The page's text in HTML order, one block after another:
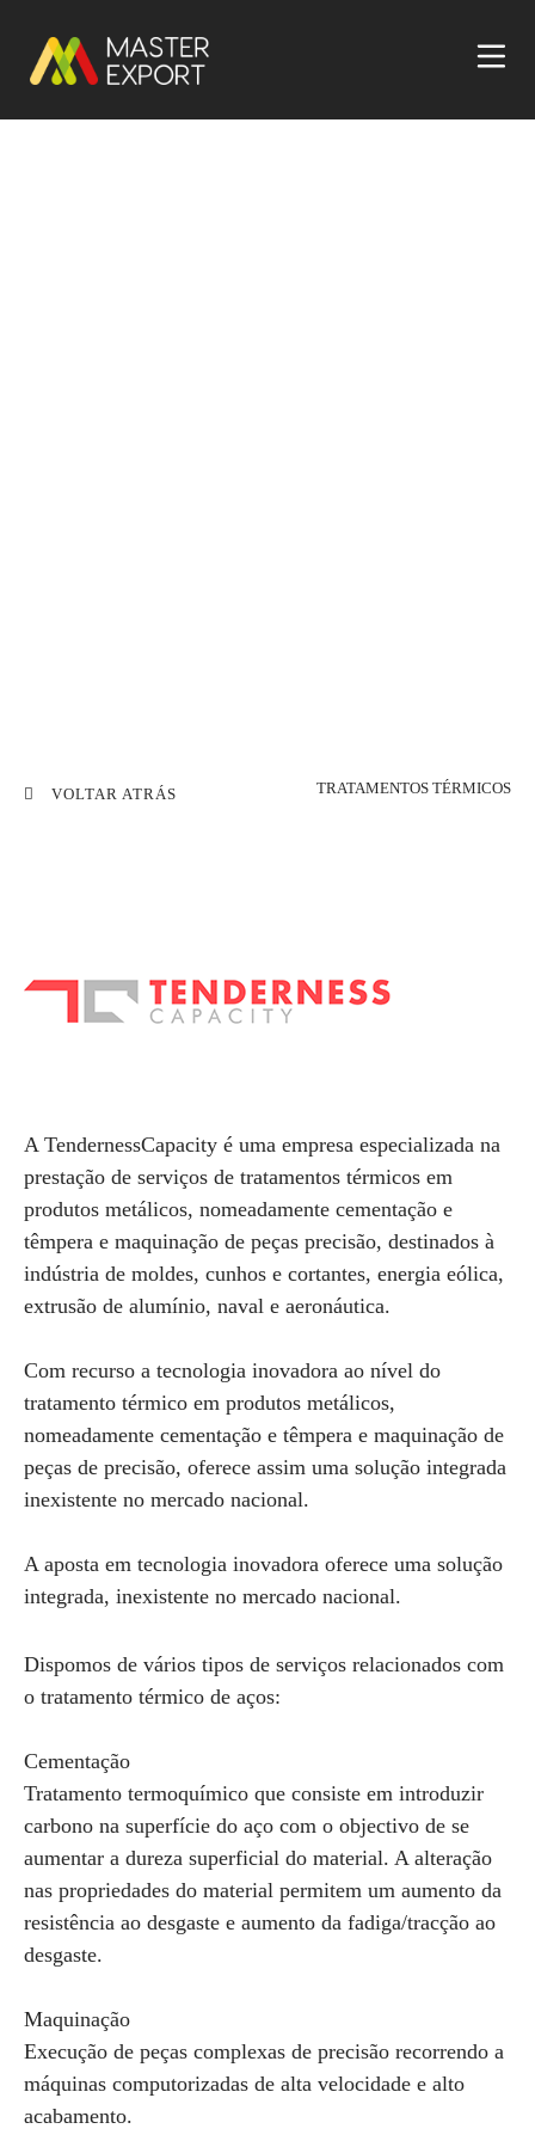
VOLTAR ATRÁS TRATAMENTOS TÉRMICOS
A TendernessCapacity é uma empresa especializada na
prestação de serviços de tratamentos térmicos em
produtos metálicos, nomeadamente cementação e
têmpera e maquinação de peças precisão, destinados à
indústria de moldes, cunhos e cortantes, energia eólica,
extrusão de alumínio, naval e aeronáutica.
Com recurso a tecnologia inovadora ao nível do
tratamento térmico em produtos metálicos,
nomeadamente cementação e têmpera e maquinação de
peças de precisão, oferece assim uma solução integrada
inexistente no mercado nacional.
A aposta em tecnologia inovadora oferece uma solução
integrada, inexistente no mercado nacional.
Dispomos de vários tipos de serviços relacionados com
o tratamento térmico de aços:
Cementação
Tratamento termoquímico que consiste em introduzir
carbono na superfície do aço com o objectivo de se
aumentar a dureza superficial do material. A alteração
nas propriedades do material permitem um aumento da
resistência ao desgaste e aumento da fadiga/tracção ao
desgaste.
Maquinação
Execução de peças complexas de precisão recorrendo a
máquinas computorizadas de alta velocidade e alto
acabamento.